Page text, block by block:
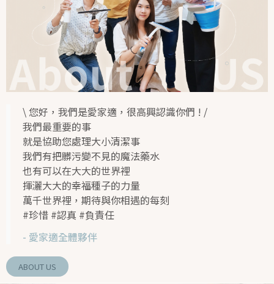
\ 您好，我們是愛家適，很高興認識你們 ! /
我們最重要的事
就是協助您處理大小清潔事
我們有把髒污變不見的魔法藥水
也有可以在大大的世界裡
揮灑大大的幸福種子的力量
萬千世界裡，期待與你相遇的每刻
#珍惜 #認真 #負責任
- 愛家適全體夥伴
ABOUT US